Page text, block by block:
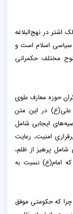
اشتر در نهج‌البلاغه
سیاسی اسلام است و
مختلف حکمرانی
حوزه معارف علوی
علی(ع) در این متن
ایجابی شامل
امنیت، رعایت
پرهیز از ظلم،
امام(ع) نسبت به
چرا که حکومتی موفق